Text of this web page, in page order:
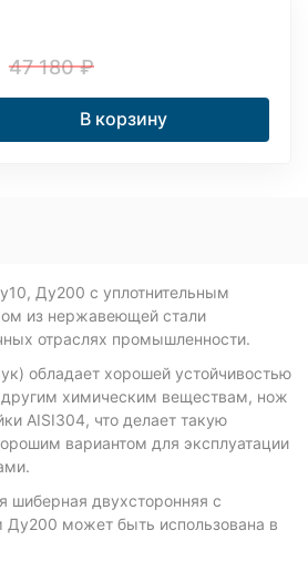
47 180₽
В корзину
Ду200 с уплотнительным
из нержавеющей стали
отраслях промышленности.
обладает хорошей устойчивостью
химическим веществам, нож
AISI304, что делает такую
вариантом для эксплуатации
шиберная двухсторонняя с
может быть использована в